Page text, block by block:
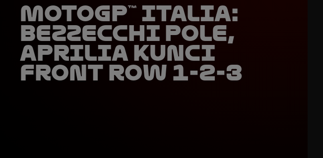
MotoGP™ Italia:
Bezzecchi Pole,
Aprilia Kunci
Front Row 1-2-3